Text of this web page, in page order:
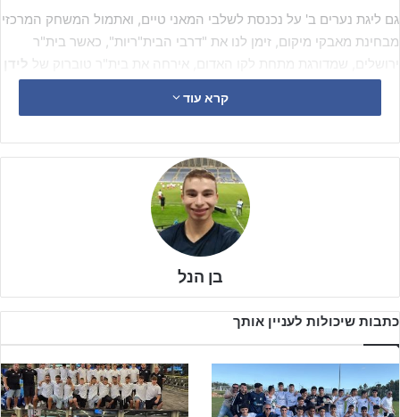
גם ליגת נערים ב' על נכנסת לשלבי המאני טיים, ואתמול המשחק המרכזי
מבחינת מאבקי מיקום, זימן לנו את "דרבי הבית"ריות", כאשר בית"ר
לידן
דלויה,
שמאמן הן את נערים א' והן את נערים ב' של המועדון הנתנייתי,
קרא עוד
בן הנל
כתבות שיכולות לעניין אותך